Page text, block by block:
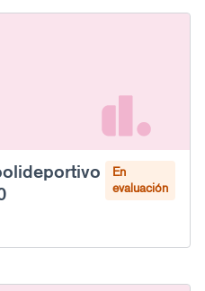
En
evaluación